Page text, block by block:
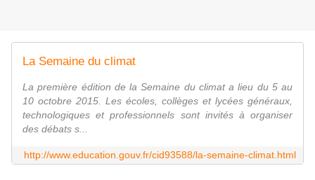
La Semaine du climat
La première édition de la Semaine du climat a lieu du 5 au
10 octobre 2015. Les écoles, collèges et lycées généraux,
technologiques et professionnels sont invités à organiser
des débats s...
http://www.education.gouv.fr/cid93588/la-semaine-climat.html